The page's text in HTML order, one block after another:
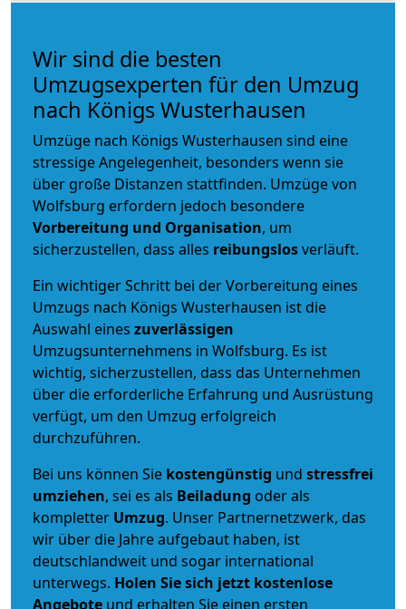
Wir sind die besten
Umzugsexperten für den Umzug
nach Königs Wusterhausen
Umzüge nach Königs Wusterhausen sind eine
stressige Angelegenheit, besonders wenn sie
über große Distanzen stattfinden. Umzüge von
Wolfsburg erfordern jedoch besondere
Vorbereitung und Organisation, um
sicherzustellen, dass alles reibungslosverläuft.
Ein wichtiger Schritt bei der Vorbereitung eines
Umzugs nach Königs Wusterhausen ist die
Auswahl eines zuverlässigen
Umzugsunternehmens in Wolfsburg. Es ist
wichtig, sicherzustellen, dass das Unternehmen
über die erforderliche Erfahrung und Ausrüstung
verfügt, um den Umzug erfolgreich
durchzuführen.
Bei uns können Sie kostengünstig und stressfrei
umziehen, sei es als Beiladung oder als
kompletter Umzug. Unser Partnernetzwerk, das
wir über die Jahre aufgebaut haben, ist
deutschlandweit und sogar international
unterwegs. Holen Sie sich jetzt kostenlose
Angebote und erhalten Sie einen ersten